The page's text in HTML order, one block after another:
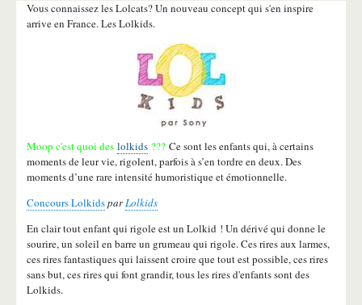
Vous connaissez les Lolcats? Un nouveau concept qui s'en inspire
arrive en France. Les Lolkids.
Moop c'est quoi des lolkids ??? Ce sont les enfants qui, à certains
moments de leur vie, rigolent, parfois à s’en tordre en deux. Des
moments d’une rare intensité humoristique et émotionnelle.
Concours LolkidsparLolkids
En clair tout enfant qui rigole est un Lolkid ! Un dérivé qui donne le
sourire, un soleil en barre un grumeau qui rigole. Ces rires aux larmes,
ces rires fantastiques qui laissent croire que tout est possible, ces rires
sans but, ces rires qui font grandir, tous les rires d'enfants sont des
Lolkids.